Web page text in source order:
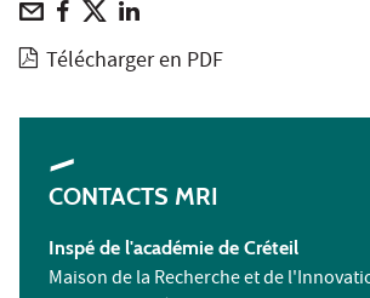
Télécharger en PDF
CONTACTS MRI
Inspé de l'académie de Créteil
Maison de la Recherche et de